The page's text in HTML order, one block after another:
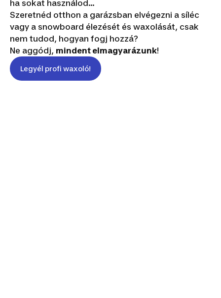
ha sokat használod...
Szeretnéd otthon a garázsban elvégezni a síléc
vagy a snowboard élezését és waxolását, csak
nem tudod, hogyan fogj hozzá?
Ne aggódj, mindent elmagyarázunk!
Legyél profi waxoló!